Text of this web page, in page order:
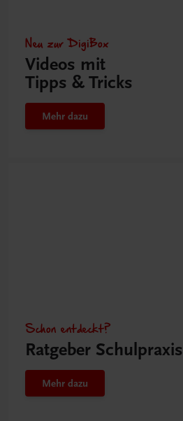
Neu zur DigiBox
Videos mit
Tipps & Tricks
Mehr dazu
Schon entdeckt?
Ratgeber Schulpraxis
Mehr dazu